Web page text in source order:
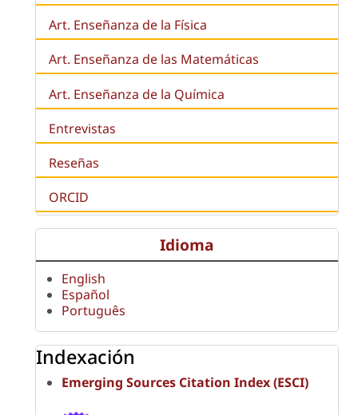
Art. Enseñanza de la Física
Art. Enseñanza de las Matemáticas
Art. Enseñanza de la Química
Entrevistas
Reseñas
ORCID
Idioma
English
Español
Português
Indexación
Emerging Sources Citation Index (ESCI)